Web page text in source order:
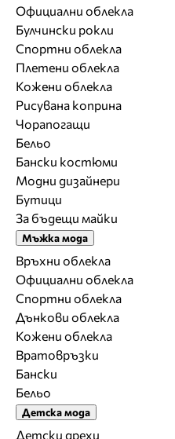
Официални облекла
Булчински рокли
Спортни облекла
Плетени облекла
Кожени облекла
Рисувана коприна
Чорапогащи
Бельо
Бански костюми
Модни дизайнери
Бутици
За бъдещи майки
Мъжка мода
Връхни облекла
Официални облекла
Спортни облекла
Дънкови облекла
Кожени облекла
Вратовръзки
Бански
Бельо
Детска мода
Детски дрехи